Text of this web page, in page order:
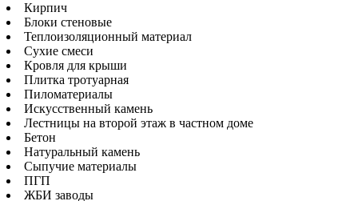
Кирпич
Блоки стеновые
Теплоизоляционный материал
Сухие смеси
Кровля для крыши
Плитка тротуарная
Пиломатериалы
Искусственный камень
Лестницы на второй этаж в частном доме
Бетон
Натуральный камень
Сыпучие материалы
ПГП
ЖБИ заводы